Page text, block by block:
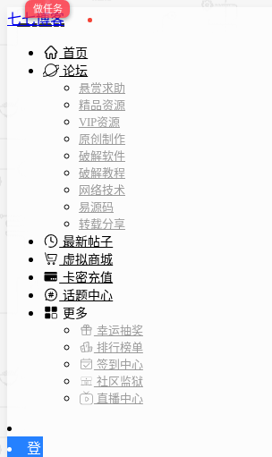
七七博客
首页
论坛
悬赏求助
精品资源
VIP资源
原创制作
破解软件
破解教程
网络技术
易源码
转载分享
最新帖子
虚拟商城
卡密充值
话题中心
更多
幸运抽奖
排行榜单
签到中心
社区监狱
直播中心
登